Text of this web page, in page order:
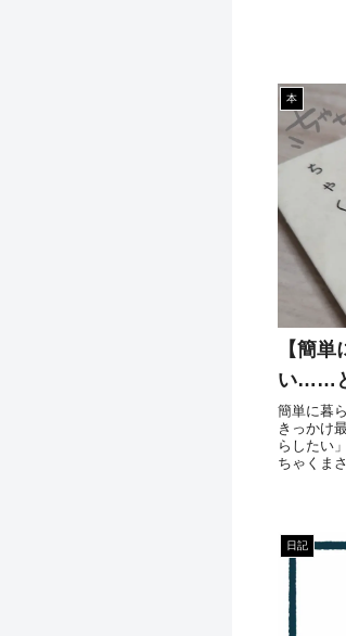
本
【簡
い……
簡単に暮
きっかけ
らしたい
ちゃくま
日記